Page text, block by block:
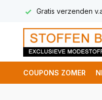
Gratis verzenden
COUPONS ZOMER